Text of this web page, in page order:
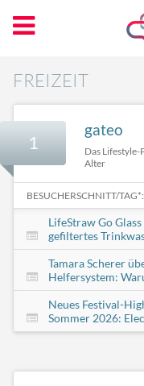
FREIZEIT
1
gateo
Das
Alter
BESUCHERSCHNITT/TAG*:
LifeStraw Go
gefiltertes
Tamara Scherer
Helfersystem:
Neues Festival-
Sommer 2026: